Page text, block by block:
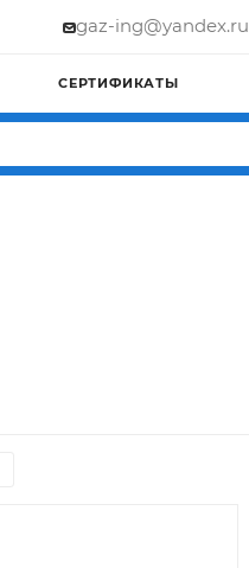
gaz-ing@yandex.ru
СЕРТИФИКАТЫ